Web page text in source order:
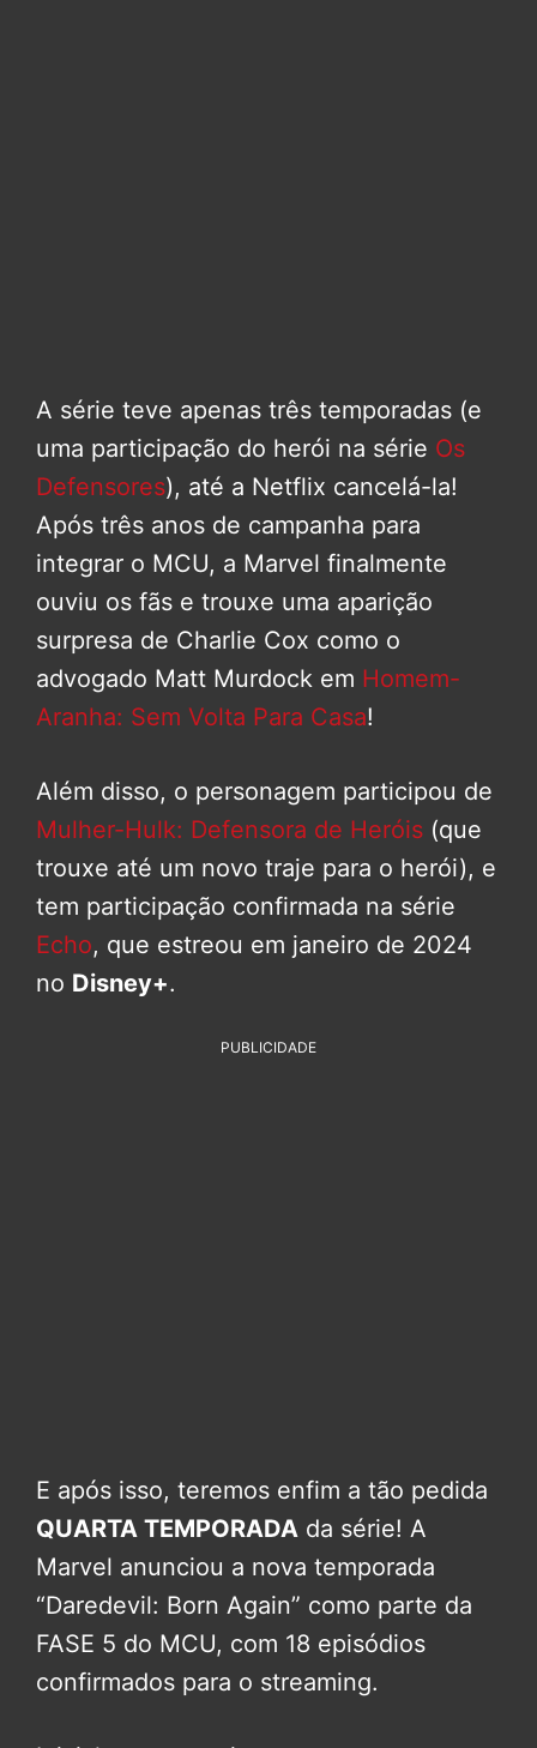
A série teve apenas três temporadas (e
uma participação do herói na série Os
Defensores), até a Netflix cancelá-la!
Após três anos de campanha para
integrar o MCU, a Marvel finalmente
ouviu os fãs e trouxe uma aparição
surpresa de Charlie Cox como o
advogado Matt Murdock em Homem-
Aranha: Sem Volta Para Casa!
Além disso, o personagem participou de
Mulher-Hulk: Defensora de Heróis (que
trouxe até um novo traje para o herói), e
tem participação confirmada na série
Echo, que estreou em janeiro de 2024
no Disney+.
PUBLICIDADE
E após isso, teremos enfim a tão pedida
QUARTA TEMPORADA da série! A
Marvel anunciou a nova temporada
“Daredevil: Born Again” como parte da
FASE 5 do MCU, com 18 episódios
confirmados para o streaming.